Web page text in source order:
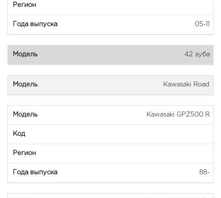
05-11
42 зуба
Kawasaki Road
Kawasaki GPZ500 R
88-